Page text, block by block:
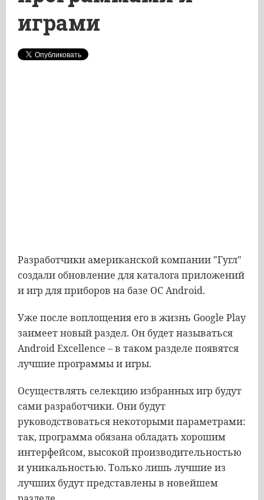
играми
Разработчики американской компании "Гугл"
создали обновление для каталога приложений
и игр для приборов на базе ОС Android.
Уже после воплощения его в жизнь Google Play
заимеет новый раздел. Он будет называться
Android Excellence – в таком разделе появятся
лучшие программы и игры.
Осуществлять селекцию избранных игр будут
сами разработчики. Они будут
руководствоваться некоторыми параметрами:
так, программа обязана обладать хорошим
интерфейсом, высокой производительностью
и уникальностью. Только лишь лучшие из
лучших будут представлены в новейшем